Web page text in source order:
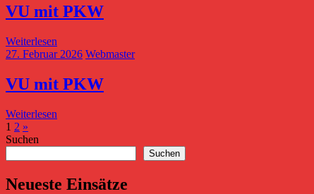
VU mit PKW
Weiterlesen
27. Februar 2026 Webmaster
VU mit PKW
Weiterlesen
Seitennummerierung
der
Beiträge
1 2 Nächste
Beiträge
»
Suchen
Suchen
Neueste Einsätze